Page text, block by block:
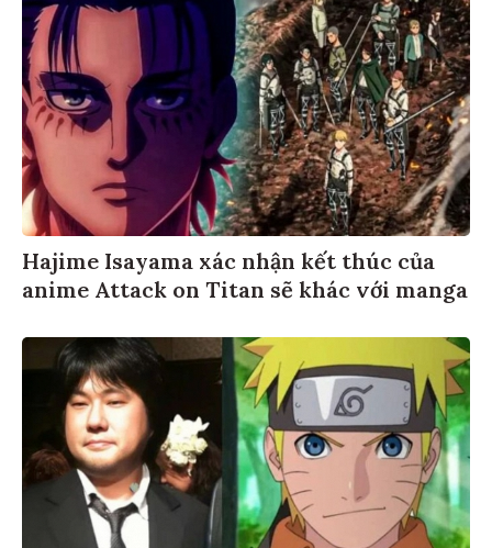
Hajime Isayama xác nhận kết thúc của
anime Attack on Titan sẽ khác với manga